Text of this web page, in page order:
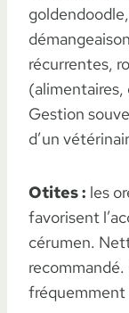
récurrentes,
(alimentaires,
Gestion
d’un
Otites : les
favorisent
cérumen.
fréquemment